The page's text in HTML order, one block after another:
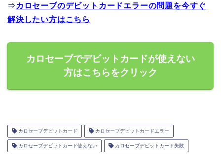
⇒ カロセーブのデビットカードエラーの問題を今すぐ
解決したい方はこちら
カロセーブでデビットカードが使えない
方はこちらをクリック
カロセーブデビットカード カロセーブデビットカードエラー
カロセーブデビットカード使えない カロセーブデビットカード失敗